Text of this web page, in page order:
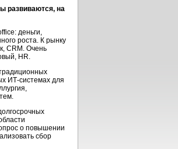
развиваются, на
деньги,
роста. К рынку
CRM. Очень
HR.
ИТ-системах для
о повышении
сбор